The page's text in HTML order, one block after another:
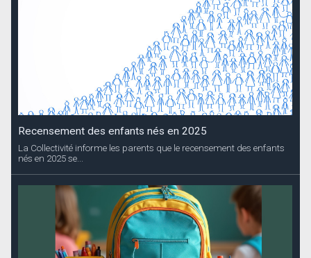
Recensement des enfants nés en 2025
La Collectivité informe les parents que le recensement des enfants
nés en 2025 se...